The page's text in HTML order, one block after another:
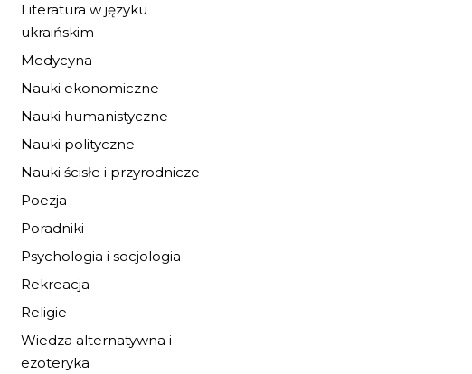
Literatura w języku
ukraińskim
Medycyna
Nauki ekonomiczne
Nauki humanistyczne
Nauki polityczne
Nauki ścisłe i przyrodnicze
Poezja
Poradniki
Psychologia i socjologia
Rekreacja
Religie
Wiedza alternatywna i
ezoteryka